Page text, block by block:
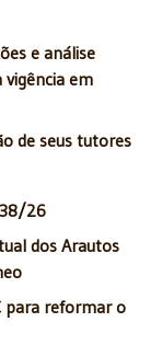
e análise
vigência em
de seus tutores
26
dos Arautos
para reformar o